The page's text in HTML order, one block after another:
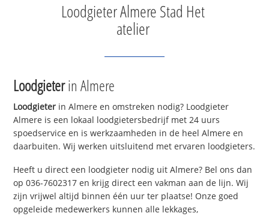
Loodgieter Almere Stad Het
atelier
Loodgieterin Almere
Loodgieter in Almere en omstreken nodig? Loodgieter
Almere is een lokaal loodgietersbedrijf met 24 uurs
spoedservice en is werkzaamheden in de heel Almere en
daarbuiten. Wij werken uitsluitend met ervaren loodgieters.
Heeft u direct een loodgieter nodig uit Almere? Bel ons dan
op 036-7602317 en krijg direct een vakman aan de lijn. Wij
zijn vrijwel altijd binnen één uur ter plaatse! Onze goed
opgeleide medewerkers kunnen alle lekkages,